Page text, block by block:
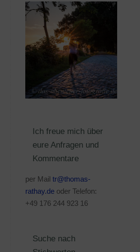
Ich freue mich über
eure Anfragen und
Kommentare
per Mail tr@thomas-
rathay.de oder Telefon:
+49 176 244 923 16
Suche nach